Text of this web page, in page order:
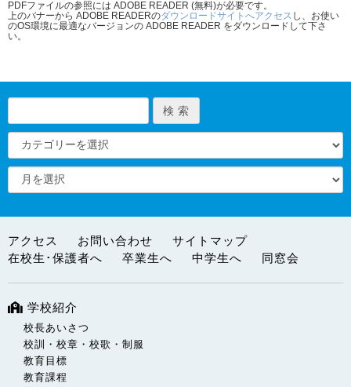
PDFファイルの参照には ADOBE READER (無料)が必要です。
上のバナーから ADOBE READERのダウンロードサイトへアクセス し、お使い
のOS環境に最適なバージョンの ADOBE READER をダウンロードして下さ
い。
アクセス お問い合わせ
サイトマップ
在校生･保護者へ
卒業生へ 中学生へ 同窓会
学校紹介
校長あいさつ
校訓・校章・校歌・制服
教育目標
教育課程